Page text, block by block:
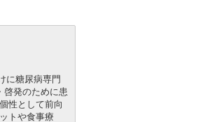
に糖尿病専門
啓発のために患
性として前向
トや食事療